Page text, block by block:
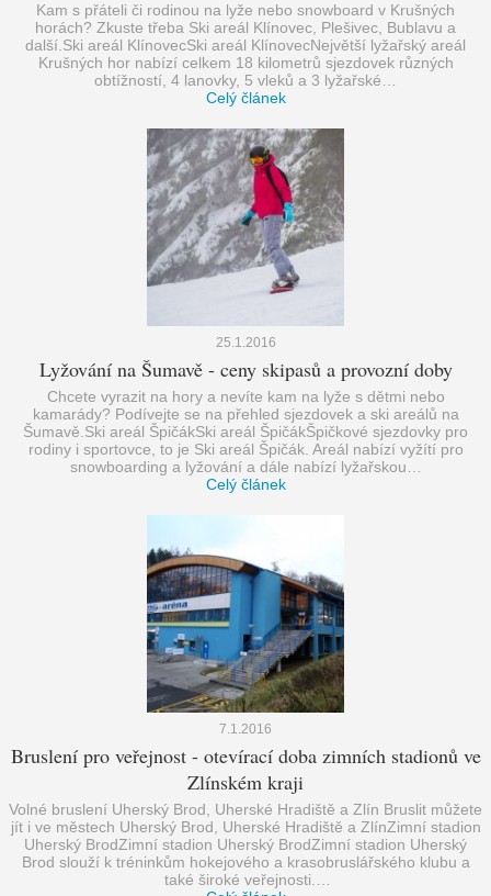
Kam s přáteli či rodinou na lyže nebo snowboard v Krušných
horách? Zkuste třeba Ski areál Klínovec, Plešivec, Bublavu a
další.Ski areál KlínovecSki areál KlínovecNejvětší lyžařský areál
Krušných hor nabízí celkem 18 kilometrů sjezdovek různých
obtížností, 4 lanovky, 5 vleků a 3 lyžařské…
Celý článek
25.1.2016
Lyžování na Šumavě - ceny skipasů a provozní doby
Chcete vyrazit na hory a nevíte kam na lyže s dětmi nebo
kamarády? Podívejte se na přehled sjezdovek a ski areálů na
Šumavě.Ski areál ŠpičákSki areál ŠpičákŠpičkové sjezdovky pro
rodiny i sportovce, to je Ski areál Špičák. Areál nabízí vyžítí pro
snowboarding a lyžování a dále nabízí lyžařskou…
Celý článek
7.1.2016
Bruslení pro veřejnost - otevírací doba zimních stadionů ve
Zlínském kraji
Volné bruslení Uherský Brod, Uherské Hradiště a Zlín Bruslit můžete
jít i ve městech Uherský Brod, Uherské Hradiště a ZlínZimní stadion
Uherský BrodZimní stadion Uherský BrodZimní stadion Uherský
Brod slouží k tréninkům hokejového a krasobruslářského klubu a
také široké veřejnosti.…